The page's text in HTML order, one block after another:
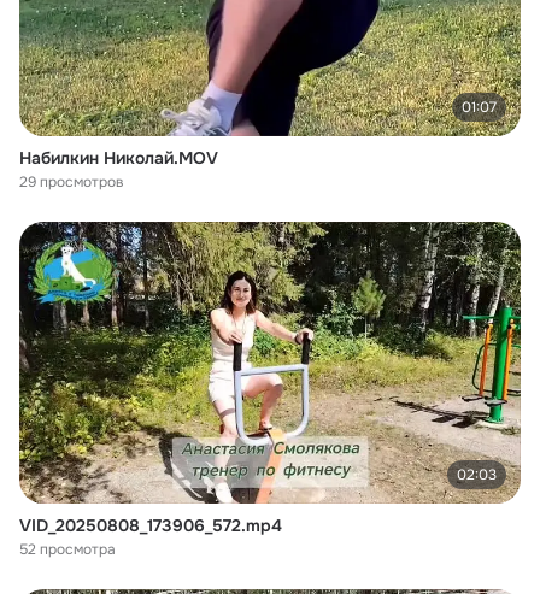
01:07
Набилкин Николай.MOV
29 просмотров
02:03
VID_20250808_173906_572.mp4
52 просмотра